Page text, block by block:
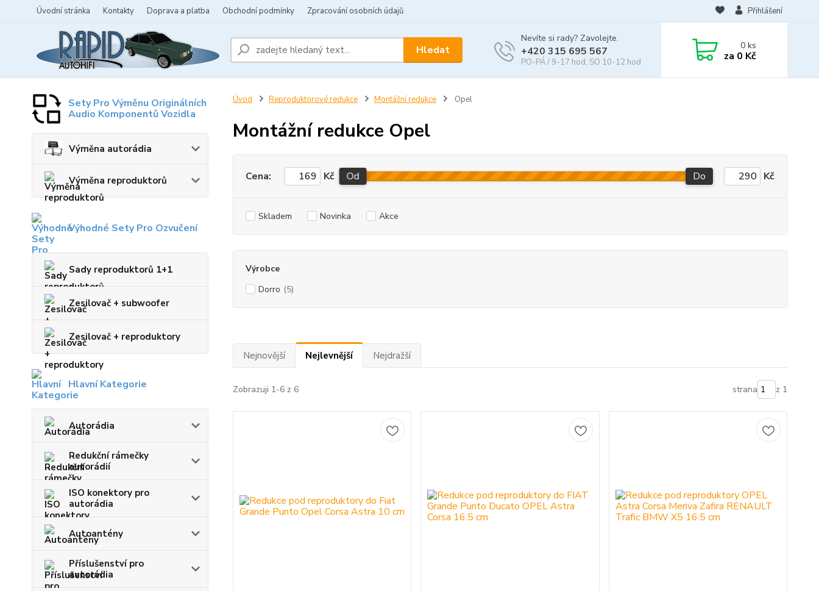
Úvodní stránka Kontakty Doprava a platba Obchodní podmínky Zpracování osobních údajů Přihlášení
Hledat
Nevíte si rady? Zavolejte.
+420 315 695 567
PO-PÁ / 9-17 hod, SO 10-12 hod
0ks
za 0 Kč
Sety Pro Výměnu Originálních
Audio Komponentů Vozidla
Výměna autorádia
Výměna reproduktorů
Výhodné Sety Pro Ozvučení
Sady reproduktorů 1+1
Zesilovač + subwoofer
Zesilovač + reproduktory
Hlavní Kategorie
Autorádia
Redukční rámečky
autorádií
ISO konektory pro
autorádia
Autoantény
Příslušenství pro
autorádia
Úvod Reproduktorové redukce Montážní redukce Opel
Montážní redukce Opel
Cena: Kč Od Do Kč
Skladem Novinka Akce
Výrobce
Dorro (5)
Nejnovější Nejlevnější Nejdražší
Zobrazuji 1-6 z 6 strana z 1